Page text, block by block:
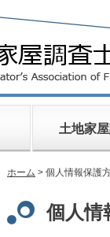
土地家
ホーム > 個人情報保護
個人情